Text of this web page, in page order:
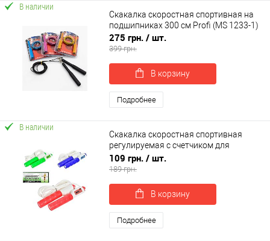
В наличии
Скакалка скоростная спортивная на
подшипниках 300 см Profi (MS 1233-1)
275 грн. / шт.
399 грн.
В корзину
Подробнее
В наличии
Скакалка скоростная спортивная
регулируемая с счетчиком для
кроссфита, бокса, фитнеса 270 см
OSPORT (MS 3316)
109 грн. / шт.
189 грн.
В корзину
Подробнее